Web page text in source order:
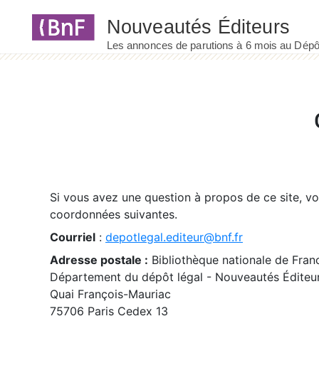
Si vous avez une question à propos de ce site,
coordonnées suivantes.
Courriel : depotlegal.editeur@bnf.fr
Adresse postale : Bibliothèque nationale de
Département du dépôt légal - Nouveautés
Quai François-Mauriac
75706 Paris Cedex 13